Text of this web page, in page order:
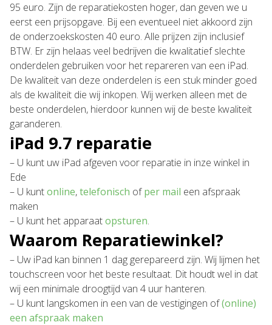
95 euro. Zijn de reparatiekosten hoger, dan geven we u
eerst een prijsopgave. Bij een eventueel niet akkoord zijn
de onderzoekskosten 40 euro. Alle prijzen zijn inclusief
BTW. Er zijn helaas veel bedrijven die kwalitatief slechte
onderdelen gebruiken voor het repareren van een iPad.
De kwaliteit van deze onderdelen is een stuk minder goed
als de kwaliteit die wij inkopen. Wij werken alleen met de
beste onderdelen, hierdoor kunnen wij de beste kwaliteit
garanderen.
iPad 9.7 reparatie
– U kunt uw iPad afgeven voor reparatie in inze winkel in
Ede
– U kuntonline,telefonisch ofper mail een afspraak
maken
– U kunt het apparaatopsturen.
Waarom Reparatiewinkel?
– Uw iPad kan binnen 1 dag gerepareerd zijn. Wij lijmen het
touchscreen voor het beste resultaat. Dit houdt wel in dat
wij een minimale droogtijd van 4 uur hanteren.
– U kunt langskomen in een van de vestigingen of(online)
een afspraak maken